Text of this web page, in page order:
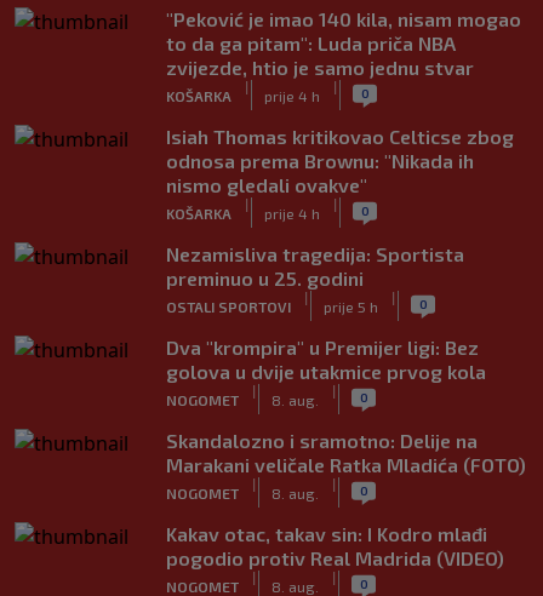
"Peković je imao 140 kila, nisam mogao
to da ga pitam": Luda priča NBA
zvijezde, htio je samo jednu stvar
KOŠARKA
|
prije 4 h
| 0
Isiah Thomas kritikovao Celticse zbog
odnosa prema Brownu: "Nikada ih
nismo gledali ovakve"
KOŠARKA
|
prije 4 h
| 0
Nezamisliva tragedija: Sportista
preminuo u 25. godini
OSTALI SPORTOVI
|
prije 5 h
| 0
Dva "krompira" u Premijer ligi: Bez
golova u dvije utakmice prvog kola
NOGOMET
|
8. aug.
| 0
Skandalozno i sramotno: Delije na
Marakani veličale Ratka Mladića (FOTO)
NOGOMET
|
8. aug.
| 0
Kakav otac, takav sin: I Kodro mlađi
pogodio protiv Real Madrida (VIDEO)
NOGOMET
|
8. aug.
| 0